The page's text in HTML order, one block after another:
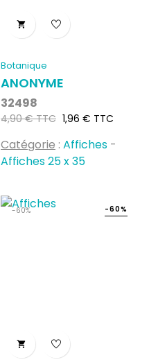

Botanique
ANONYME
32498
Prix
4,90 € TTC Prix
1,96 € TTC
Catégorie : Affiches -
Affiches 25 x 35
-60%

-60%